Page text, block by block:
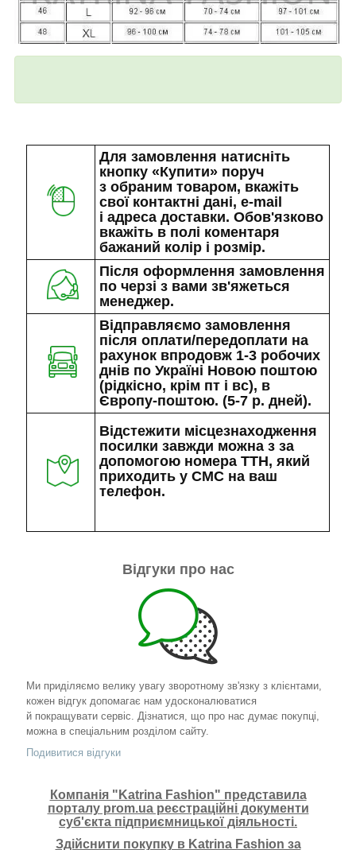
Для замовлення натисніть
кнопку «Купити» поруч
з обраним товаром, вкажіть
свої контактні дані, e-mail
і адреса доставки. Обов'язково
вкажіть в полі коментаря
бажаний колір і розмір.
Після оформлення замовлення
по черзі з вами зв'яжеться
менеджер.
Відправляємо замовлення
після оплати/передоплати на
рахунок впродовж 1-3 робочих
днів по Україні Новою поштою
(рідкісно, крім пт і вс), в
Європу-поштою. (5-7 р. дней).
Відстежити місцезнаходження
посилки завжди можна з за
допомогою номера ТТН, який
приходить у СМС на ваш
телефон.
Відгуки про нас
Ми приділяємо велику увагу зворотному зв'язку з клієнтами,
кожен відгук допомагає нам удосконалюватися
й покращувати сервіс. Дізнатися, що про нас думає покупці,
можна в спеціальним розділом сайту.
Подивитися відгуки
Компанія "Katrina Fashion" представила
порталу prom.ua реєстраційні документи
суб'єкта підприємницької діяльності.
Здійснити покупку в Katrina Fashion за